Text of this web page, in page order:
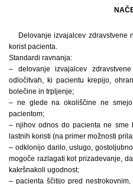
Delovanje izvajalcev zdravstvene
korist pacienta.
Standardi ravnanja:
– delovanje izvajalcev
odločitvah, ki pacientu krepijo,
bolečine in trpljenje;
– ne glede na okoliščine ne
pacientom;
– njihov odnos do pacienta ne sme
lastnih koristi (na primer možnosti
– odklonijo darilo, uslugo,
mogoče razlagati kot prizadevanje,
kakršnakoli ugodnost;
– pacienta ščitijo pred